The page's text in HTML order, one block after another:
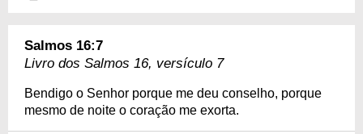
Salmos 16:7
Livro dos Salmos 16, versículo 7
Bendigo o Senhor porque me deu conselho, porque
mesmo de noite o coração me exorta.